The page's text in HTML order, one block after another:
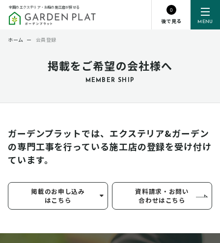
MENU
全国のエクステリア・お庭の施工店が探せる
0
後で見る
掲載をご希望の会社様へ
MEMBER SHIP
ホーム ー 会員登録
ガーデンプラットでは、エクステリア&ガーデン
の専門工事を行っている施工店の登録を受け付け
ています。
掲載のお申し込み
はこちら
資料請求・お問い
合わせはこちら